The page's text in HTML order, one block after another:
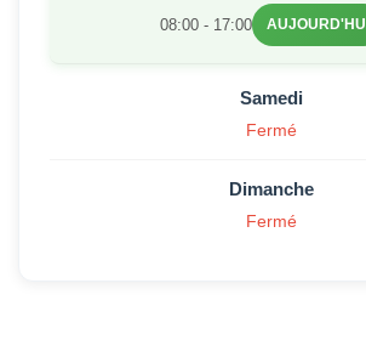
08:00 - 17:00 AUJOURD'HUI
Samedi
Fermé
Dimanche
Fermé